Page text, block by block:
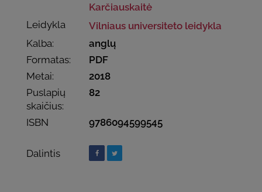
Karčiauskaitė
Leidykla
Vilniaus universiteto leidykla
Kalba:
anglų
Formatas:
PDF
Metai:
2018
Puslapių
skaičius:
82
ISBN 9786094599545
Dalintis